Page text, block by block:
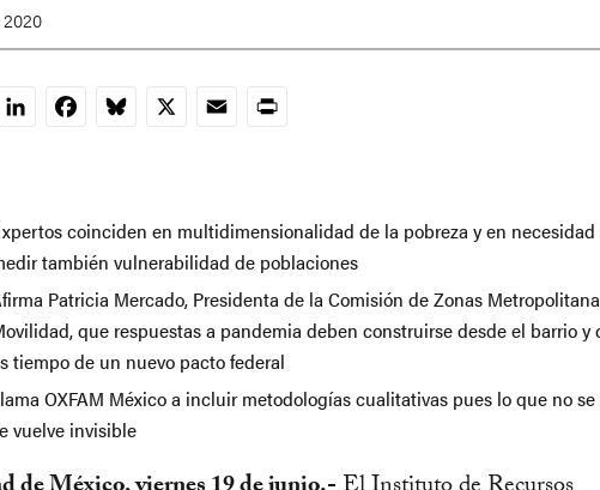
2020
LinkedInFacebookBluesky
X EmailPrint
coinciden en multidimensionalidad de la pobreza y en necesidad
también vulnerabilidad de poblaciones
Patricia Mercado, Presidenta de la Comisión de Zonas
que respuestas a pandemia deben construirse desde el barrio y
tiempo de un nuevo pacto federal
OXFAM México a incluir metodologías cualitativas pues lo que no
vuelve invisible